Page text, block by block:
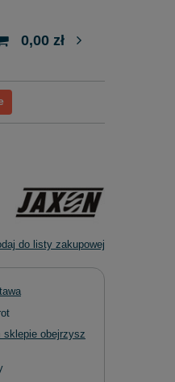
0,00 zł
do listy zakupowej
sklepie obejrzysz